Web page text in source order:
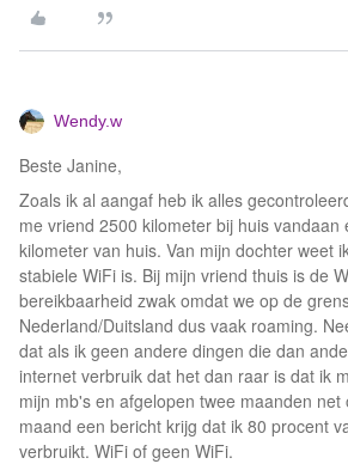
Wendy.w
Beste Janine,
Zoals ik al aangaf heb ik alles
me vriend 2500 kilometer bij huis vandaan
kilometer van huis. Van mijn dochter weet
stabiele WiFi is. Bij mijn vriend thuis is de
bereikbaarheid zwak omdat we op de
Nederland/Duitsland dus vaak roaming.
dat als ik geen andere dingen die dan
internet verbruik dat het dan raar is dat ik
mijn mb's en afgelopen twee maanden net
maand een bericht krijg dat ik 80 procent
verbruikt. WiFi of geen WiFi.